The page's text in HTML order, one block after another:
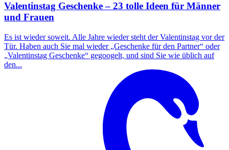
Valentinstag Geschenke – 23 tolle Ideen für Männer
und Frauen
Es ist wieder soweit. Alle Jahre wieder steht der Valentinstag vor der
Tür. Haben auch Sie mal wieder „Geschenke für den Partner“ oder
„Valentinstag Geschenke“ gegoogelt, und sind Sie wie üblich auf
den...